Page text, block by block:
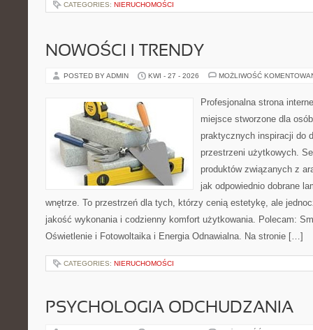
CATEGORIES: NIERUCHOMOŚCI
NOWOŚCI I TRENDY
POSTED BY ADMIN KWI - 27 - 2026 MOŻLIWOŚĆ
Profesjonalna strona
miejsce stworzone dla
praktycznych inspiracji do
przestrzeni użytkowych.
produktów związanych z
jak odpowiednio dobrane
wnętrze. To przestrzeń dla tych, którzy cenią estetykę, ale
jakość wykonania i codzienny komfort użytkowania. Polecam:
Oświetlenie i Fotowoltaika i Energia Odnawialna. Na stronie […]
CATEGORIES: NIERUCHOMOŚCI
PSYCHOLOGIA ODCHUDZANIA